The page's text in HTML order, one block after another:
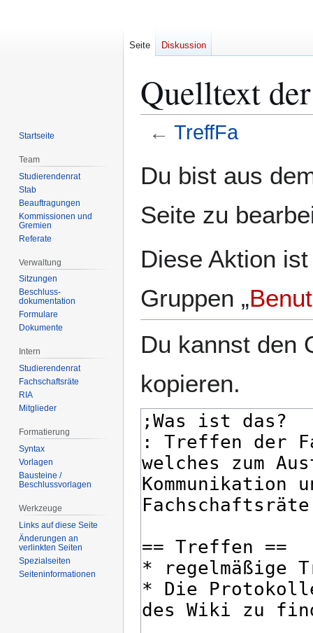
Quelltext
← TreffFa
Navigation
Suche
Du bist aus
Seite zu
Diese Aktion
Gruppen „
Du kannst den
kopieren.
Seite Diskussion
Startseite
Team
Studierendenrat
Stab
Beauftragungen
Kommissionen und
Gremien
Referate
Verwaltung
Sitzungen
Beschluss-
dokumentation
Formulare
Dokumente
Intern
Studierendenrat
Fachschaftsräte
RIA
Mitglieder
Formatierung
Syntax
Vorlagen
Bausteine /
Beschlussvorlagen
Werkzeuge
Links auf diese Seite
Änderungen an
verlinkten Seiten
Spezialseiten
Seiten­­informationen